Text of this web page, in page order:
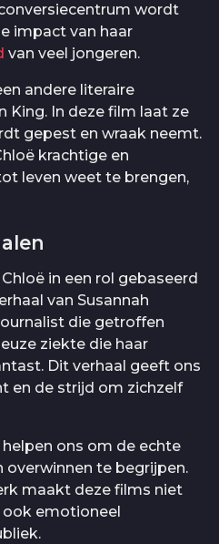
wordt
impact van haar
van veel jongeren.
andere literaire
King. In deze film laat ze
gepest en wraak neemt.
krachtige en
leven weet te brengen,
in een rol gebaseerd
van Susannah
die getroffen
ziekte die haar
Dit verhaal geeft ons
en de strijd om zichzelf
ons om de echte
overwinnen te begrijpen.
maakt deze films niet
emotioneel